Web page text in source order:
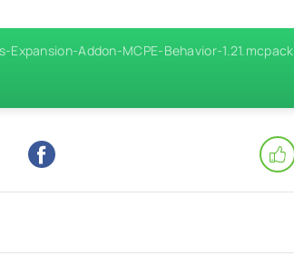
Addon-MCPE-Behavior-1.21.mcpack